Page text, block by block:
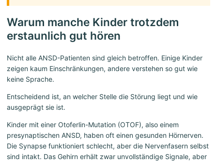
Warum manche Kinder trotzdem
erstaunlich gut hören
Nicht alle ANSD-Patienten sind gleich betroffen. Einige Kinder
zeigen kaum Einschränkungen, andere verstehen so gut wie
keine Sprache.
Entscheidend ist, an welcher Stelle die Störung liegt und wie
ausgeprägt sie ist.
Kinder mit einer Otoferlin-Mutation (OTOF), also einem
presynaptischen ANSD, haben oft einen gesunden Hörnerven.
Die Synapse funktioniert schlecht, aber die Nervenfasern selbst
sind intakt. Das Gehirn erhält zwar unvollständige Signale, aber